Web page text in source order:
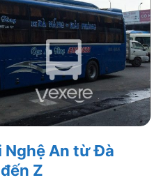
Nghệ An từ Đà
Z